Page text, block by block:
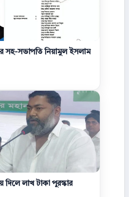
সহ-সভাপতি নিয়ামুল ইসলাম
দিলে লাখ টাকা পুরস্কার